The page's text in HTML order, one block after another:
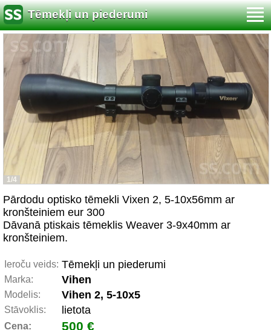
Tēmekļi un piederumi
1/4
Pārdodu optisko tēmekli Vixen 2, 5-10x56mm ar
kronšteiniem eur 300
Dāvanā ptiskais tēmeklis Weaver 3-9x40mm ar
kronšteiniem.
Ieroču veids: Tēmekļi un piederumi
Marka: Vihen
Modelis: Vihen 2, 5-10x5
Stāvoklis: lietota
Cena: 500 €